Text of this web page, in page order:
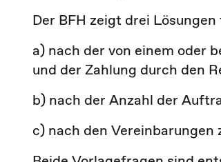
Der BFH zeigt drei
a) nach der von einem oder
und der Zahlung durch den
b) nach der Anzahl der
c) nach den